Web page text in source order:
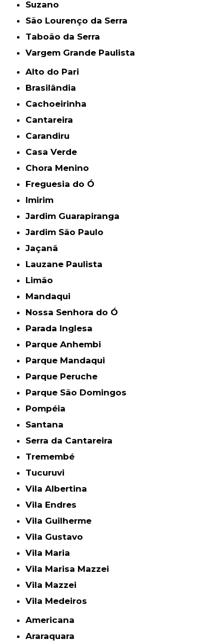
Suzano
São Lourenço da Serra
Taboão da Serra
Vargem Grande Paulista
Alto do Pari
Brasilândia
Cachoeirinha
Cantareira
Carandiru
Casa Verde
Chora Menino
Freguesia do Ó
Imirim
Jardim Guarapiranga
Jardim São Paulo
Jaçanã
Lauzane Paulista
Limão
Mandaqui
Nossa Senhora do Ó
Parada Inglesa
Parque Anhembi
Parque Mandaqui
Parque Peruche
Parque São Domingos
Pompéia
Santana
Serra da Cantareira
Tremembé
Tucuruvi
Vila Albertina
Vila Endres
Vila Guilherme
Vila Gustavo
Vila Maria
Vila Marisa Mazzei
Vila Mazzei
Vila Medeiros
Americana
Araraquara